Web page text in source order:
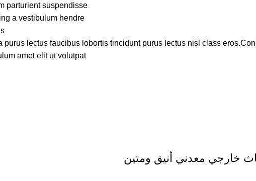
parturient suspendisse.
a vestibulum hendre.
lectus faucibus lobortis tincidunt purus lectus nisl class
amet elit ut volutpat.
خارجي معدني أنيق ومتين